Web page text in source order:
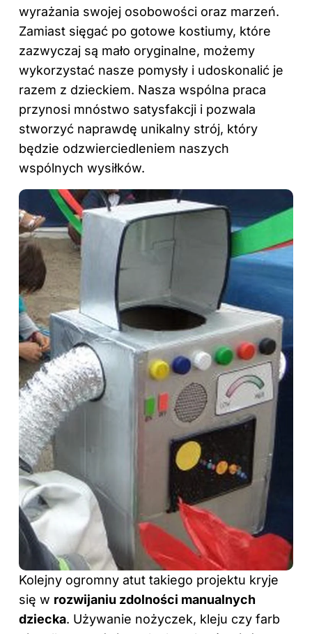
wyrażania swojej osobowości oraz marzeń.
Zamiast sięgać po gotowe kostiumy, które
zazwyczaj są mało oryginalne, możemy
wykorzystać nasze pomysły i udoskonalić je
razem z dzieckiem. Nasza wspólna praca
przynosi mnóstwo satysfakcji i pozwala
stworzyć naprawdę unikalny strój, który
będzie odzwierciedleniem naszych
wspólnych wysiłków.
Kolejny ogromny atut takiego projektu kryje
się w rozwijaniu zdolności manualnych
dziecka. Używanie nożyczek, kleju czy farb